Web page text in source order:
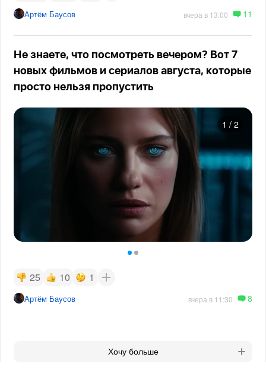
Артём Баусов вчера в 13:00 11
Не знаете, что посмотреть вечером? Вот 7
новых фильмов и сериалов августа, которые
просто нельзя пропустить
1 / 2
25 10 1
Артём Баусов вчера в 11:30 8
Хочу больше